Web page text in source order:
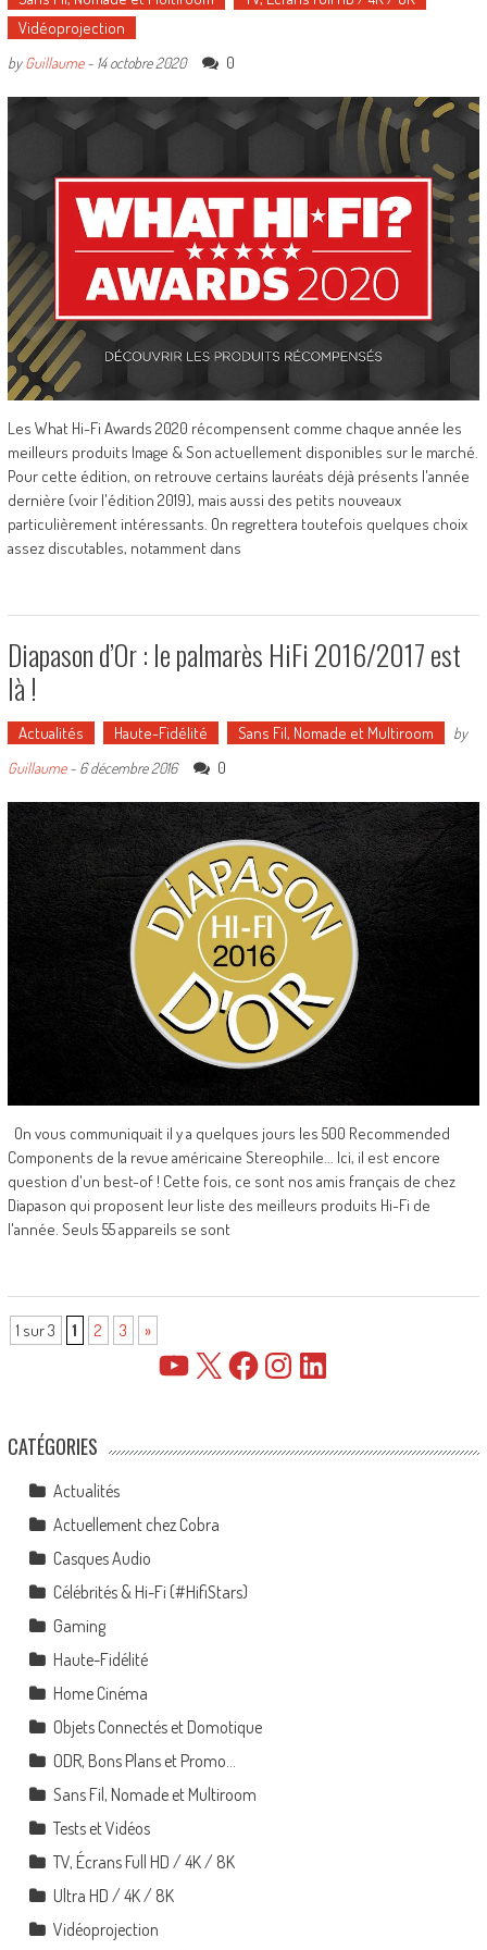
Vidéoprojection
byGuillaume- 14 octobre 2020 0
Les What Hi-Fi Awards 2020 récompensent comme chaque année les
meilleurs produits Image & Son actuellement disponibles sur le marché.
Pour cette édition, on retrouve certains lauréats déjà présents l'année
dernière (voir l'édition 2019), mais aussi des petits nouveaux
particulièrement intéressants. On regrettera toutefois quelques choix
assez discutables, notamment dans
Diapason d’Or : le palmarès HiFi 2016/2017 est
là !
Actualités Haute-Fidélité Sans Fil, Nomade et Multiroom
by
Guillaume- 6 décembre 2016 0
On vous communiquait il y a quelques jours les 500 Recommended
Components de la revue américaine Stereophile... Ici, il est encore
question d'un best-of ! Cette fois, ce sont nos amis français de chez
Diapason qui proposent leur liste des meilleurs produits Hi-Fi de
l'année. Seuls 55 appareils se sont
1 sur 3 1 2 3 »
YouTube FacebookInstagramLinkedIn
CATÉGORIES
Actualités
Actuellement chez Cobra
Casques Audio
Célébrités & Hi-Fi (#HifiStars)
Gaming
Haute-Fidélité
Home Cinéma
Objets Connectés et Domotique
ODR, Bons Plans et Promo…
Sans Fil, Nomade et Multiroom
Tests et Vidéos
TV, Écrans Full HD / 4K / 8K
Ultra HD / 4K / 8K
Vidéoprojection